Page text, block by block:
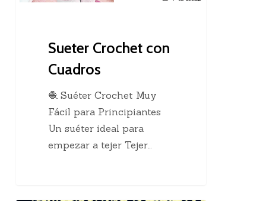
Sueter Crochet con
Cuadros
🧶 Suéter Crochet Muy
Fácil para Principiantes
Un suéter ideal para
empezar a tejer Tejer…